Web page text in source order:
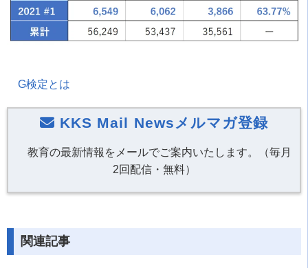
G検定とは
KKS Mail Newsメルマガ登録
教育の最新情報をメールでご案内いたします。（毎月
2回配信・無料）
関連記事